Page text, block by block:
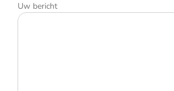
Uw bericht